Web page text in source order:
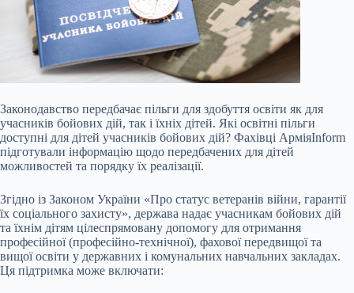
Законодавство передбачає пільги для здобуття освіти як для
учасників бойових дій, так і їхніх дітей. Які освітні пільги
доступні для дітей учасників бойових дій? Фахівці АрміяInform
підготували інформацію щодо передбачених для дітей
можливостей та порядку їх реалізації.
Згідно із Законом України «Про статус ветеранів війни, гарантії
їх соціального захисту», держава надає учасникам бойових дій
та їхнім дітям цілеспрямовану допомогу для отримання
професійної (професійно-технічної), фахової передвищої та
вищої освіти у державних і комунальних навчальних закладах.
Ця підтримка може включати: